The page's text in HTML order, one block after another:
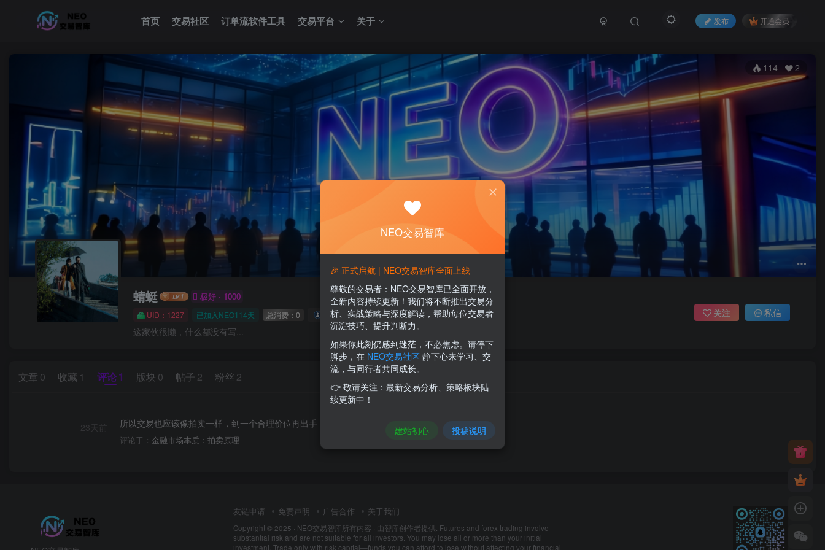
首页 交易社区 订单流软件工具 交易平台 关于 发布 开通会员
114 2
蜻蜓 极好 · 1000
UID：1227 已加入NEO114天 总消费：0 1枚徽章 湖北
这家伙很懒，什么都没有写...
关注 私信
文章 0 收藏 1 评论1 版块 0 帖子 2 粉丝 2
23天前 所以交易也应该像拍卖一样，到一个合理价位再出手
评论于：金融市场本质：拍卖原理
友链申请 免责声明 广告合作 关于我们
Copyright © 2025 · NEO交易智库所有内容 · 由智库创作者提供. Futures and forex trading involve
substantial risk and are not suitable for all investors. You may lose all or more than your initial
investment. Trade only with risk capital—funds you can afford to lose without affecting your financial
NEO交易智库
🎉 正式启航 | NEO交易智库全面上线
尊敬的交易者：NEO交易智库已全面开放，
全新内容持续更新！我们将不断推出交易分
析、实战策略与深度解读，帮助每位交易者
沉淀技巧、提升判断力。
如果你此刻仍感到迷茫，不必焦虑。请停下
脚步，在 NEO交易社区 静下心来学习、交
流，与同行者共同成长。
👉 敬请关注：最新交易分析、策略板块陆
续更新中！
建站初心 投稿说明